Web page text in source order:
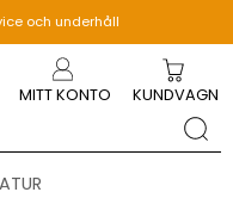
och underhåll
MITT KONTO KUNDVAGN